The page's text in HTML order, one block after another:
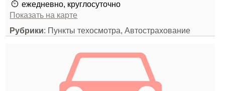
ежедневно, круглосуточно
Показать на карте
Рубрики: Пункты техосмотра, Автострахование